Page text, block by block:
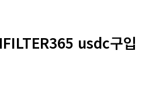
usdc구입